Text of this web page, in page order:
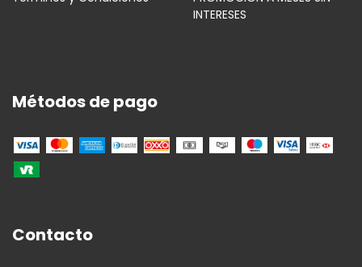
INTERESES
Métodos de pago
Contacto